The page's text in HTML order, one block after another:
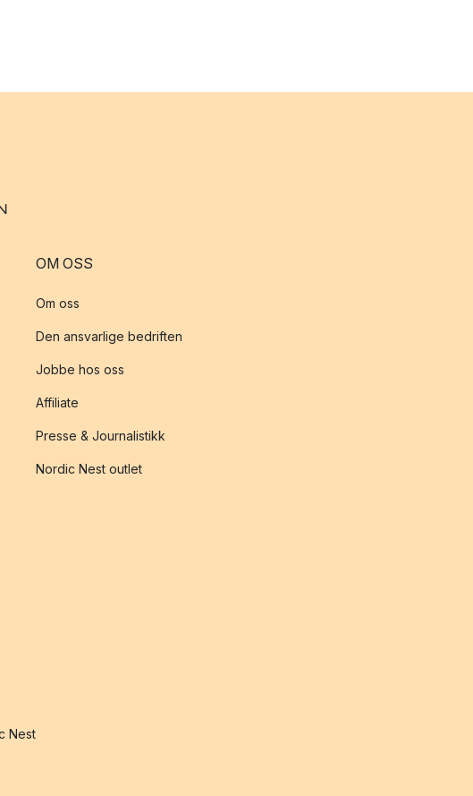
Nest
OM OSS
Om oss
Den ansvarlige bedriften
Jobbe hos oss
Affiliate
Presse & Journalistikk
Nordic Nest outlet